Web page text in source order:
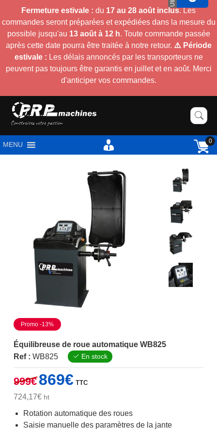
Fermeture estivale : du 17 au 28 août inclus. Les
commandes seront préparées et expédiées dans la mesure du
possible jusqu'au 13 août à 12 h. Toute commande passée
après cette date pourra être traitée à notre retour. ⚠️ Période
estivale : Les délais annoncés par les transporteurs ne
peuvent pas toujours être garantis en juillet et en août. Merci
d'anticiper vos commandes.
MENU 0
Promo -13%
Équilibreuse de roue automatique WB825
Ref : WB825 En stock
999€
Le
prix
initial
869€prix
869€.
TTC
724,17€ht
Rotation automatique des roues
Saisie manuelle des paramètres de la jante